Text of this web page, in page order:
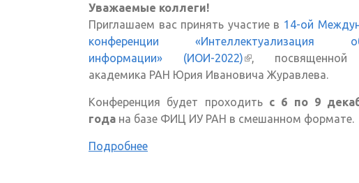
Уважаемые коллеги!
Приглашаем вас принять участие в 14-ой
конференции «Интеллектуализация
информации» (ИОИ-2022)(внешняя ссылка)
, посвященной
академика РАН Юрия Ивановича Журавлева.
Конференция будет проходить с 6 по 9
года на базе ФИЦ ИУ РАН в смешанном формате.
Подробнее